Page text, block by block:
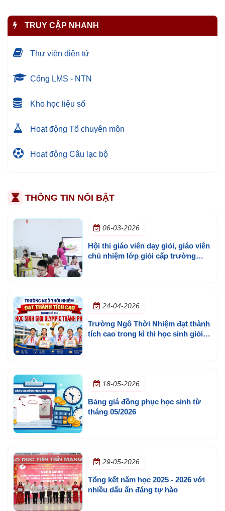
TRUY CẬP NHANH
Thư viện điện tử
Cổng LMS - NTN
Kho học liệu số
Hoạt động Tổ chuyên môn
Hoạt động Câu lạc bộ
THÔNG TIN NỔI BẬT
06-03-2026
Hội thi giáo viên dạy giỏi, giáo viên
chủ nhiệm lớp giỏi cấp trường
24-04-2026
Trường Ngô Thời Nhiệm đạt thành
tích cao trong kì thi học sinh giỏi
18-05-2026
Bảng giá đồng phục học sinh từ
tháng 05/2026
29-05-2026
Tổng kết năm học 2025 - 2026 với
nhiều dấu ấn đáng tự hào